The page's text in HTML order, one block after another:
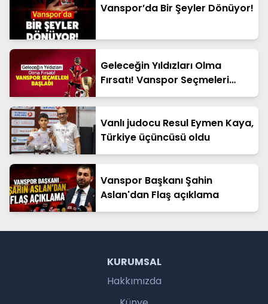
Vanspor’da Bir Şeyler Dönüyor!
Geleceğin Yıldızları Olma
Fırsatı! Vanspor Seçmeleri
Başladı
Vanlı judocu Resul Eymen Kaya,
Türkiye üçüncüsü oldu
Vanspor Başkanı Şahin
Aslan'dan Flaş açıklama
KURUMSAL
Hakkımızda